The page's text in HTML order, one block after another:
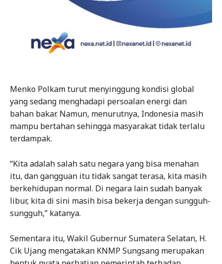
Menko Polkam turut menyinggung kondisi global
yang sedang menghadapi persoalan energi dan
bahan bakar. Namun, menurutnya, Indonesia masih
mampu bertahan sehingga masyarakat tidak terlalu
terdampak.
“Kita adalah salah satu negara yang bisa menahan
itu, dan gangguan itu tidak sangat terasa, kita masih
berkehidupan normal. Di negara lain sudah banyak
libur, kita di sini masih bisa bekerja dengan sungguh-
sungguh,” katanya.
Sementara itu, Wakil Gubernur Sumatera Selatan, H.
Cik Ujang mengatakan KNMP Sungsang merupakan